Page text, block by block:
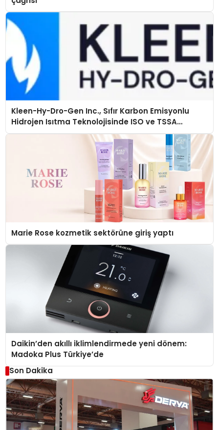
Kleen-Hy-Dro-Gen Inc., Sıfır Karbon Emisyonlu
Hidrojen Isıtma Teknolojisinde ISO ve TSSA
Düzenleyici Onaylarını Aldı
Marie Rose kozmetik sektörüne giriş yaptı
Daikin’den akıllı iklimlendirmede yeni dönem:
Madoka Plus Türkiye’de
Son Dakika